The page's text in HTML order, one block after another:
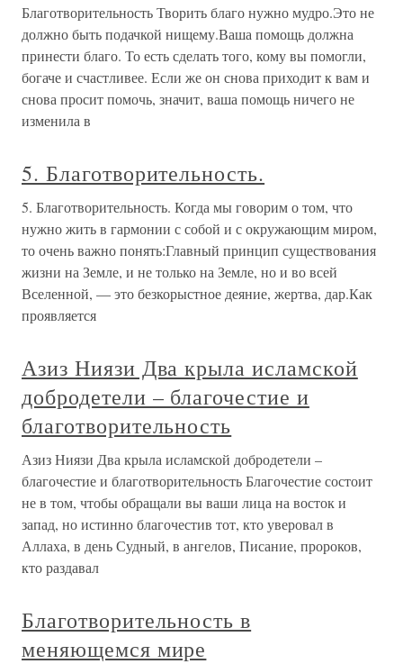
Благотворительность Творить благо нужно мудро.Это не
должно быть подачкой нищему.Ваша помощь должна
принести благо. То есть сделать того, кому вы помогли,
богаче и счастливее. Если же он снова приходит к вам и
снова просит помочь, значит, ваша помощь ничего не
изменила в
5. Благотворительность.
5. Благотворительность. Когда мы говорим о том, что
нужно жить в гармонии с собой и с окружающим миром,
то очень важно понять:Главный принцип существования
жизни на Земле, и не только на Земле, но и во всей
Вселенной, — это безкорыстное деяние, жертва, дар.Как
проявляется
Азиз Ниязи Два крыла исламской
добродетели – благочестие и
благотворительность
Азиз Ниязи Два крыла исламской добродетели –
благочестие и благотворительность Благочестие состоит
не в том, чтобы обращали вы ваши лица на восток и
запад, но истинно благочестив тот, кто уверовал в
Аллаха, в день Судный, в ангелов, Писание, пророков,
кто раздавал
Благотворительность в
меняющемся мире